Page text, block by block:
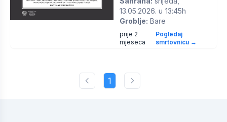
13.05.2026. u 13:45h
Groblje: Bare
prije 2
mjeseca
Pogledaj
smrtovnicu →
1